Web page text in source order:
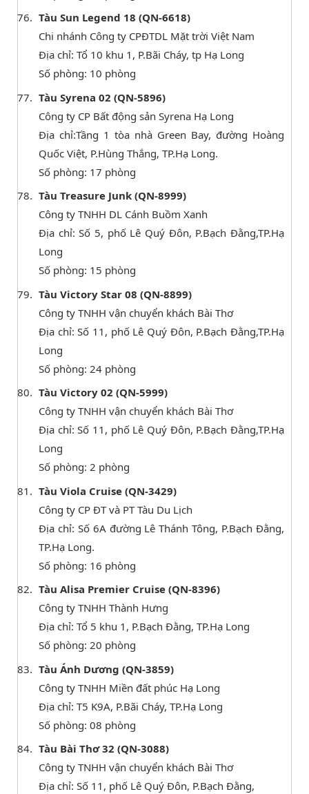
Tàu Sun Legend 18 (QN-6618)
Chi nhánh Công ty CPĐTDL Mặt trời Việt Nam
Địa chỉ: Tổ 10 khu 1, P.Bãi Cháy, tp Hạ Long
Số phòng: 10 phòng
Tàu Syrena 02 (QN-5896)
Công ty CP Bất động sản Syrena Hạ Long
Địa chỉ:Tầng 1 tòa nhà Green Bay, đường Hoàng
Quốc Việt, P.Hùng Thắng, TP.Hạ Long.
Số phòng: 17 phòng
Tàu Treasure Junk (QN-8999)
Công ty TNHH DL Cánh Buồm Xanh
Địa chỉ: Số 5, phố Lê Quý Đôn, P.Bạch Đằng,TP.Hạ
Long
Số phòng: 15 phòng
Tàu Victory Star 08 (QN-8899)
Công ty TNHH vận chuyển khách Bài Thơ
Địa chỉ: Số 11, phố Lê Quý Đôn, P.Bạch Đằng,TP.Hạ
Long
Số phòng: 24 phòng
Tàu Victory 02 (QN-5999)
Công ty TNHH vận chuyển khách Bài Thơ
Địa chỉ: Số 11, phố Lê Quý Đôn, P.Bạch Đằng,TP.Hạ
Long
Số phòng: 2 phòng
Tàu Viola Cruise (QN-3429)
Công ty CP ĐT và PT Tàu Du Lịch
Địa chỉ: Số 6A đường Lê Thánh Tông, P.Bạch Đằng,
TP.Hạ Long.
Số phòng: 16 phòng
Tàu Alisa Premier Cruise (QN-8396)
Công ty TNHH Thành Hưng
Địa chỉ: Tổ 5 khu 1, P.Bạch Đằng, TP.Hạ Long
Số phòng: 20 phòng
Tàu Ánh Dương (QN-3859)
Công ty TNHH Miền đất phúc Hạ Long
Địa chỉ: T5 K9A, P.Bãi Cháy, TP.Hạ Long
Số phòng: 08 phòng
Tàu Bài Thơ 32 (QN-3088)
Công ty TNHH vận chuyển khách Bài Thơ
Địa chỉ: Số 11, phố Lê Quý Đôn, P.Bạch Đằng,